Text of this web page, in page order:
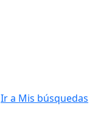
Ir a Mis búsquedas